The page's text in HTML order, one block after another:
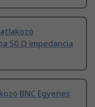
50 Ω impedancia
BNC Egyenes